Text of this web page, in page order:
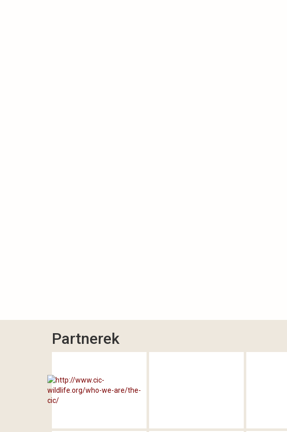
Partnerek